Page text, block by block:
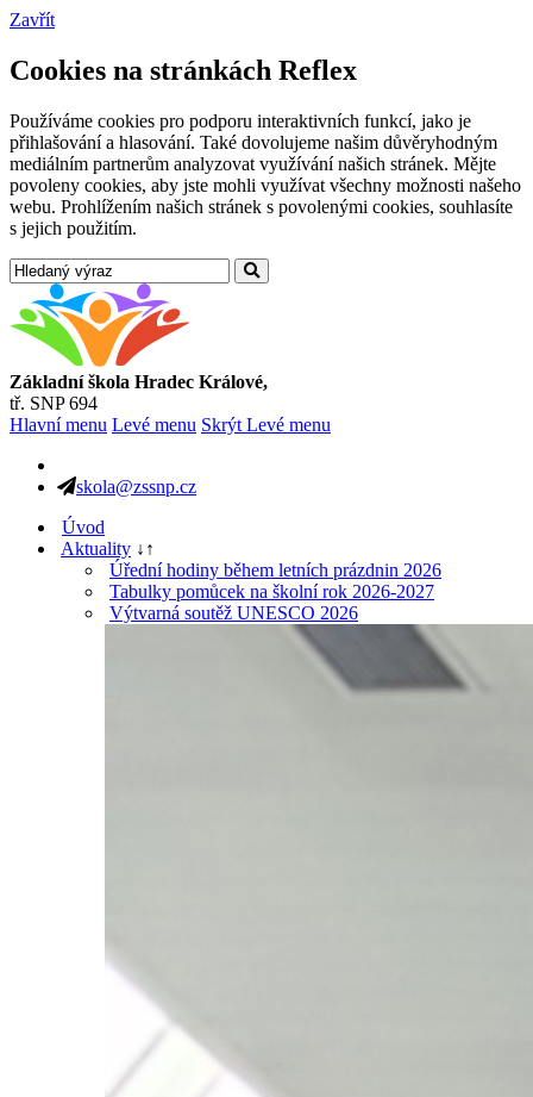
Zavřít
Cookies na stránkách Reflex
Používáme cookies pro podporu interaktivních funkcí, jako je
přihlašování a hlasování. Také dovolujeme našim důvěryhodným
mediálním partnerům analyzovat využívání našich stránek. Mějte
povoleny cookies, aby jste mohli využívat všechny možnosti našeho
webu. Prohlížením našich stránek s povolenými cookies, souhlasíte
s jejich použitím.
Základní škola Hradec Králové,
tř. SNP 694
Hlavní menu Levé menu Skrýt Levé menu
skola@zssnp.cz
Úvod
Aktuality ↓ ↑
Úřední hodiny během letních prázdnin 2026
Tabulky pomůcek na školní rok 2026-2027
Výtvarná soutěž UNESCO 2026